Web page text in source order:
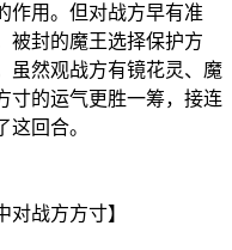
作用。但对战方早有准
被封的魔王选择保护方
虽然观战方有镜花灵、魔
寸的运气更胜一筹，接连
回合。
对战方方寸】